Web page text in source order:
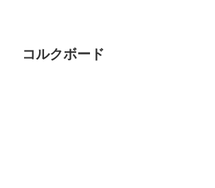
コルクボード